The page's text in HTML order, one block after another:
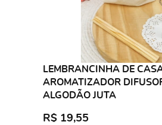
LEMBRANCINHA DE
AROMATIZADOR
ALGODÃO JUTA
R$ 19,55